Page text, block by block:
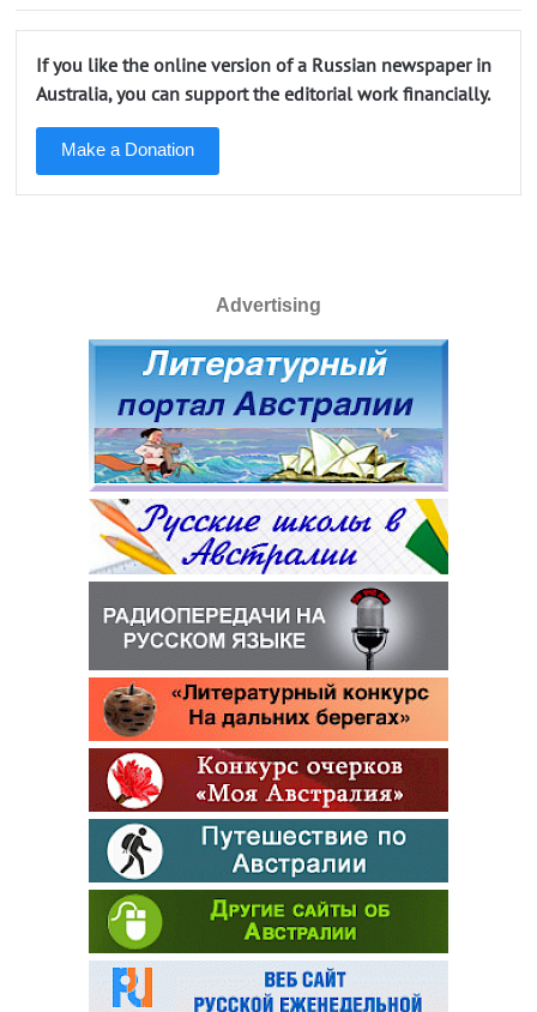
If you like the online version of a Russian newspaper in
Australia, you can support the editorial work financially.
Make a Donation
Advertising